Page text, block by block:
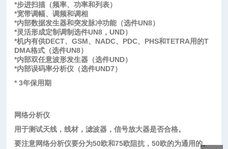
*步进扫描（频率、功率和列表）
*宽带调幅、调频和调相
*内部数据发生器和突发脉冲功能（选件UN8）
*灵活形成定制调制选件UN8，UND）
*机内有供DECT、GSM、NADC、PDC、PHS和TETRA用的T
DMA格式（选件UN8）
*内部双任意波形发生器（选件UND）
*内部误码率分析仪（选件UND7）
* 3年保用期
网络分析仪
用于测试天线，线材，滤波器，信号放大器是否合格。
要注意网络分析仪要分为50欧和75欧阻抗，50欧的为通用的。